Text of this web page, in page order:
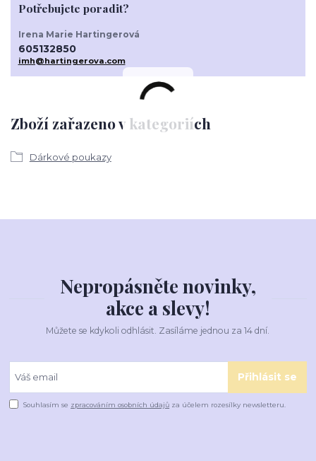
Zboží zařazeno v kategoriích
Dárkové poukazy
Potřebujete poradit?
Irena Marie Hartingerová
605132850
imh@hartingerova.com
Nepropásněte novinky,
akce a slevy!
Můžete se kdykoli odhlásit. Zasíláme jednou za 14 dní.
Přihlásit se
Souhlasím se zpracováním osobních údajů za účelem rozesílky newsletteru.